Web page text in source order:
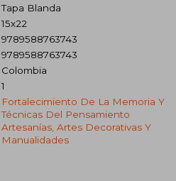
Tapa Blanda
15x22
9789588763743
9789588763743
Colombia
1
Fortalecimiento De La Memoria Y
Técnicas Del Pensamiento
Artesanías, Artes Decorativas Y
Manualidades